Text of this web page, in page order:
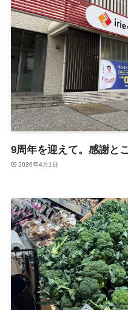
9周年を迎えて。感謝と
2026年4月1日